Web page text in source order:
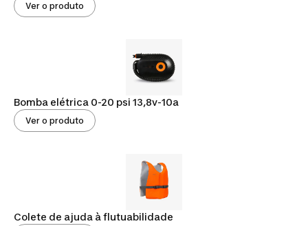
Ver o produto
Bomba elétrica 0-20 psi 13,8v-10a
Ver o produto
Colete de ajuda à flutuabilidade